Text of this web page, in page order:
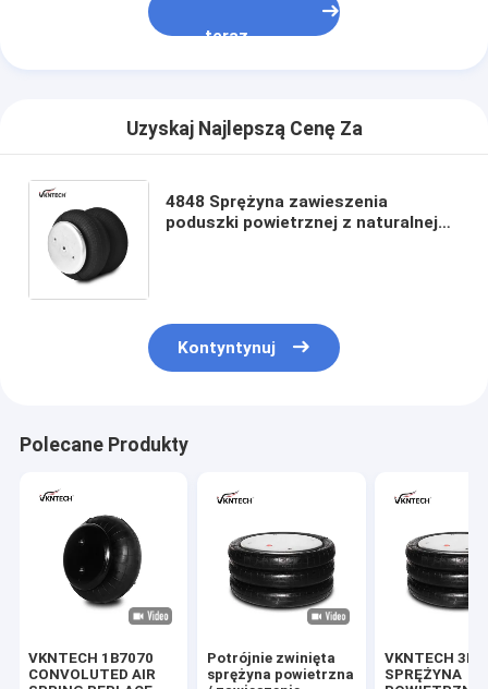
teraz
Uzyskaj Najlepszą Cenę Za
4848 Sprężyna zawieszenia
poduszki powietrznej z naturalnej
Kontyntynuj
Polecane Produkty
VKNTECH 1B7070
CONVOLUTED AIR
Potrójnie zwinięta
sprężyna powietrzna
VKNTECH
SPRĘŻYNA